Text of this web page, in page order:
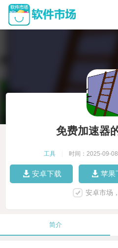
免费加速器
工具 时间：2025-09-08
安卓下载 苹果
安卓市场
简介